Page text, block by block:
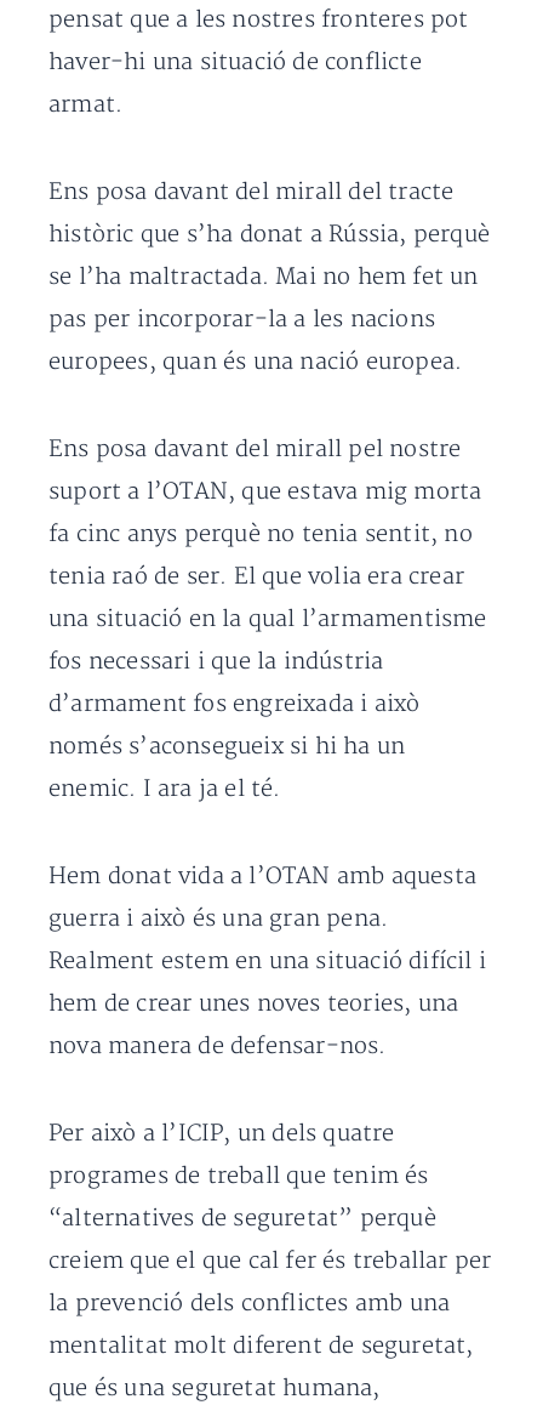
pensat que a les nostres fronteres pot
haver-hi una situació de conflicte
armat.
Ens posa davant del mirall del tracte
històric que s’ha donat a Rússia, perquè
se l’ha maltractada. Mai no hem fet un
pas per incorporar-la a les nacions
europees, quan és una nació europea.
Ens posa davant del mirall pel nostre
suport a l’OTAN, que estava mig morta
fa cinc anys perquè no tenia sentit, no
tenia raó de ser. El que volia era crear
una situació en la qual l’armamentisme
fos necessari i que la indústria
d’armament fos engreixada i això
només s’aconsegueix si hi ha un
enemic. I ara ja el té.
Hem donat vida a l’OTAN amb aquesta
guerra i això és una gran pena.
Realment estem en una situació difícil i
hem de crear unes noves teories, una
nova manera de defensar-nos.
Per això a l’ICIP, un dels quatre
programes de treball que tenim és
“alternatives de seguretat” perquè
creiem que el que cal fer és treballar per
la prevenció dels conflictes amb una
mentalitat molt diferent de seguretat,
que és una seguretat humana,